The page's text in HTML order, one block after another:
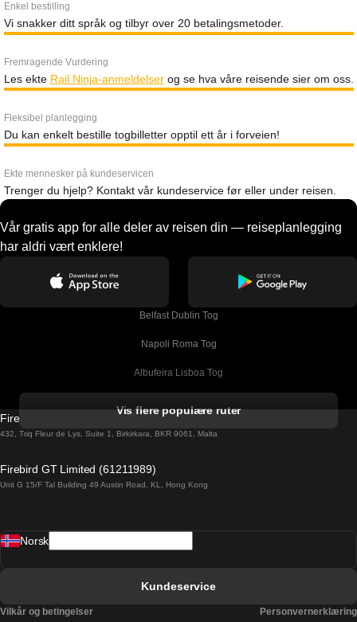
Enkel bestilling
Vi snakker ditt språk og tilbyr over 20 betalingsmetoder.
Fremragende Vurdering
Les ekte Rail Ninja-anmeldelserog se hva våre reisende sier om oss.
Fleksibel planlegging
Du kan enkelt bestille togbilletter opptil ett år i forveien!
Ekte mennesker på kundeservicen
Trenger du hjelp? Kontakt vår kundeservice før eller under reisen.
Vår gratis app for alle deler av reisen din — reiseplanlegging
har aldri vært enklere!
Belfast Dublin Tog
Napoli Roma Tog
Albufeira Lisboa Tog
Barcelona Madrid Tog
Barcelona Sevilla Tog
Vis flere populære ruter
Firebird GT Limited (OC 1451)
432, Triq Fleur de Lys, Suite 1, Birkirkara, BKR 9061, Malta
Firebird GT Limited (61211989)
Unit G 15/F Tal Building 49 Austin Road, KL, Hong Kong
Norsk
Kundeservice
Vilkår og betingelser Personvernerklæring